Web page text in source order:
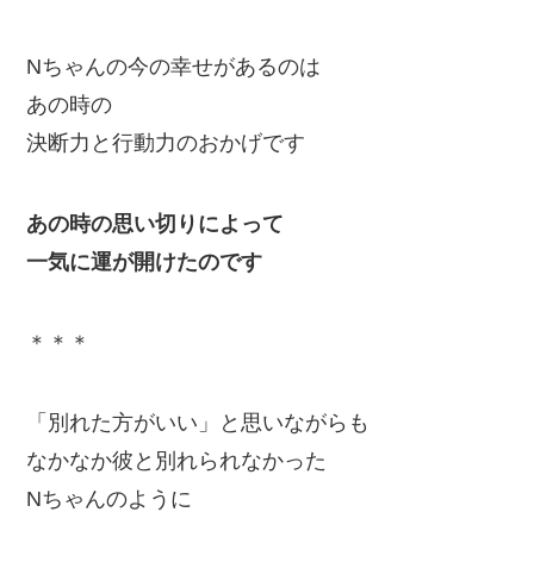
Nちゃんの今の幸せがあるのは
あの時の
決断力と行動力のおかげです
あの時の思い切りによって
一気に運が開けたのです
＊＊＊
「別れた方がいい」と思いながらも
なかなか彼と別れられなかった
Nちゃんのように